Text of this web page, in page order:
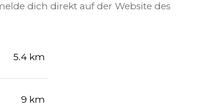
dich direkt auf der Website des
5.4 km
9 km